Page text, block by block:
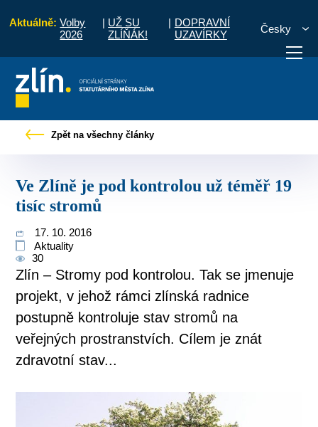
Aktuálně: Volby
2026
| UŽ SU
ZLÍŇÁK!
| DOPRAVNÍ
UZAVÍRKY
Česky
vyřídit Potřebuji zaplatit
Zpět na všechny články
Ve Zlíně je pod kontrolou už téměř 19
tisíc stromů
17. 10. 2016
Aktuality
30
Zlín – Stromy pod kontrolou. Tak se jmenuje
projekt, v jehož rámci zlínská radnice
postupně kontroluje stav stromů na
veřejných prostranstvích. Cílem je znát
zdravotní stav...